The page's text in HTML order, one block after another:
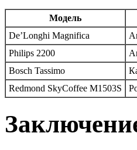
Модель
De’Longhi Magnifica
Philips 2200
Bosch Tassimo
Redmond SkyCoffee M1503S